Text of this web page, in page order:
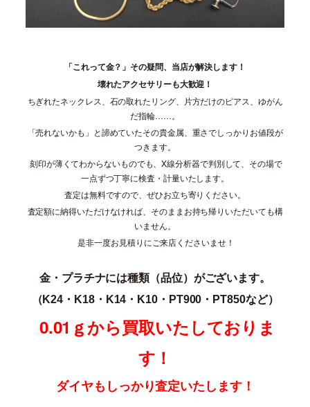
「これって金？」その疑問、当店が解決します！
壊れたアクセサリーも大歓迎！
ちぎれたネックレス、石の取れたリング、片方だけのピアス、ゆがん
だ指輪……。
「売れないかも」と諦めていたその貴金属、重さでしっかりお値段が
つきます。
刻印が薄くてわからないものでも、X線分析器で判別して、その場で
一点ずつ丁寧に検査・計量いたします。
査定は無料ですので、ぜひお立ち寄りください。
査定額に納得いただけなければ、そのままお持ち帰りいただいても構
いません。
是非一度お見積りにご来店くださいませ！
金・プラチナには種類（品位）がございます。
（K24・K18・K14・K10・PT900・PT850など）
0.01ｇから買取いたしておりま
す！
ダイヤもしっかり査定いたします！